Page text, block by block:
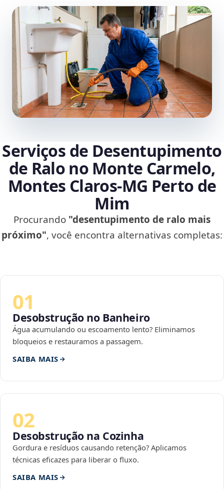
Serviços de Desentupimento
de Ralo no Monte Carmelo,
Montes Claros‑MG Perto de
Mim
Procurando "desentupimento de ralo mais
próximo", você encontra alternativas completas:
01
Desobstrução no Banheiro
Água acumulando ou escoamento lento? Eliminamos
bloqueios e restauramos a passagem.
SAIBA MAIS
02
Desobstrução na Cozinha
Gordura e resíduos causando retenção? Aplicamos
técnicas eficazes para liberar o fluxo.
SAIBA MAIS